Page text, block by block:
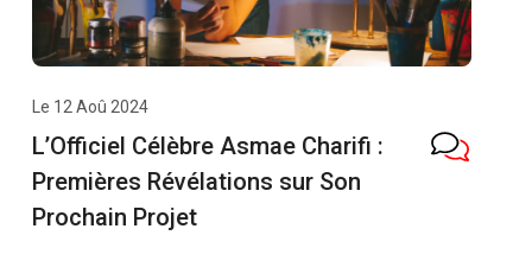
Le 12 Aoû 2024
L’Officiel Célèbre Asmae Charifi :
Premières Révélations sur Son
Prochain Projet